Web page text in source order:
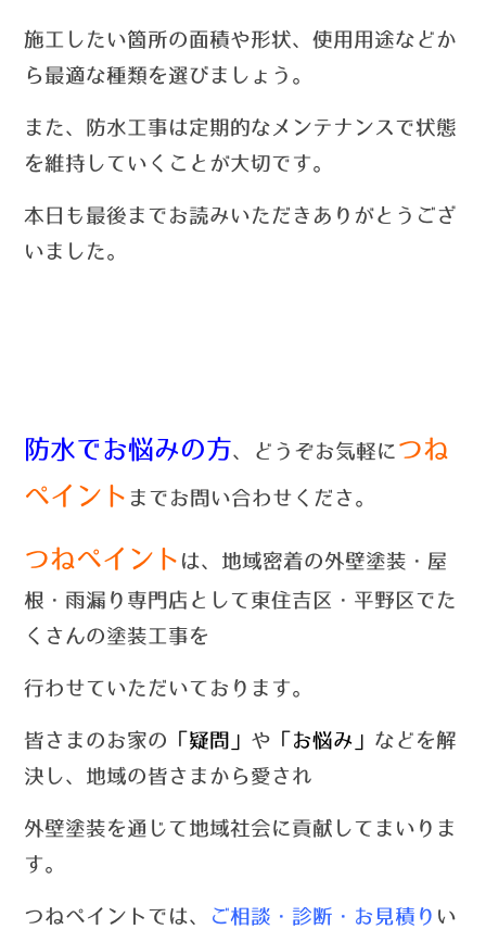
施工したい箇所の面積や形状、使用用途などか
ら最適な種類を選びましょう。
また、防水工事は定期的なメンテナンスで状態
を維持していくことが大切です。
本日も最後までお読みいただきありがとうござ
いました。
防水でお悩みの方、どうぞお気軽に つね
ペイント までお問い合わせくださ。
つねペイント は、地域密着の外壁塗装・屋
根・雨漏り専門店として東住吉区・平野区でた
くさんの塗装工事を
行わせていただいております。
皆さまのお家の 「疑問」 や 「お悩み」 などを解
決し、地域の皆さまから愛され
外壁塗装を通じて地域社会に貢献してまいりま
す。
つねペイントでは、 ご相談 ・ 診断・お見積り い